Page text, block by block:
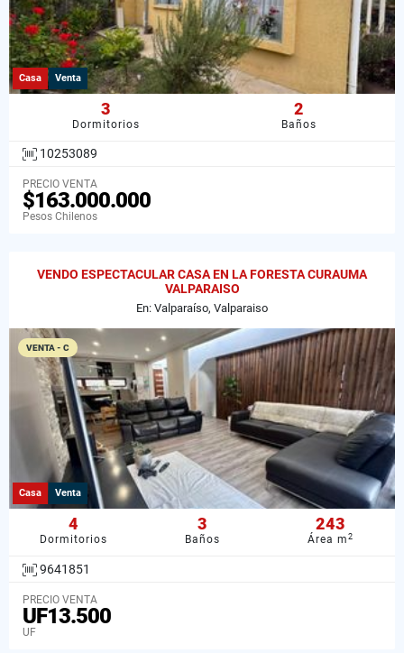
Casa Venta
3
Dormitorios
2
Baños
10253089
PRECIO VENTA
$163.000.000
Pesos Chilenos
VENDO ESPECTACULAR CASA EN LA FORESTA CURAUMA
VALPARAISO
En: Valparaíso, Valparaiso
VENTA - C
Casa Venta
4
Dormitorios
3
Baños
243
Área m2
9641851
PRECIO VENTA
UF13.500
UF